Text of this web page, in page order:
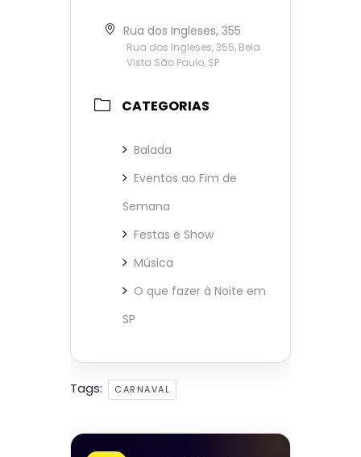
Rua dos Ingleses, 355
Rua dos Ingleses, 355, Bela
Vista São Paulo, SP
CATEGORIAS
Balada
Eventos ao Fim de
Semana
Festas e Show
Música
O que fazer à Noite em
SP
Tags: CARNAVAL